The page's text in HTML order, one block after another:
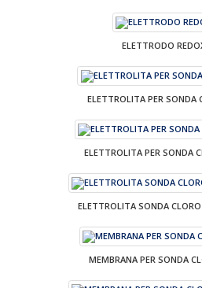
ELETTRODO
ELETTROLITA PER SONDA
ELETTROLITA PER SONDA
ELETTROLITA SONDA
MEMBRANA PER SONDA